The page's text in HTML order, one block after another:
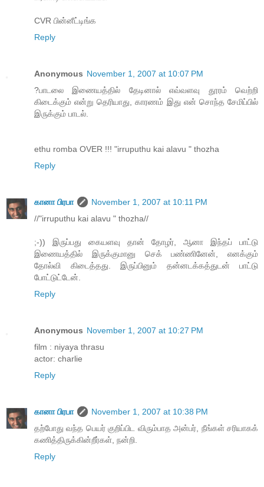
CVR பின்னீட்டிங்க
Reply
Anonymous November 1, 2007 at 10:07 PM
?பாடலை இணையத்தில் தேடினால் எவ்வளவு தூரம் வெற்றி
கிடைக்கும் என்று தெரியாது, காரணம் இது என் சொந்த சேமிப்பில்
இருக்கும் பாடல்.
ethu romba OVER !!! "irruputhu kai alavu " thozha
Reply
கானா பிரபா
November 1, 2007 at 10:11 PM
//"irruputhu kai alavu " thozha//
;-)) இருப்பது கையளவு தான் தோழர், ஆனா இந்தப் பாட்டு
இணையத்தில் இருக்குமானு செக் பண்ணினேன், எனக்கும்
தோல்வி கிடைத்தது. இருப்பினும் தன்னடக்கத்துடன் பாட்டு
போட்டுட்டேன்.
Reply
Anonymous November 1, 2007 at 10:27 PM
film : niyaya thrasu
actor: charlie
Reply
கானா பிரபா
November 1, 2007 at 10:38 PM
தற்போது வந்த பெயர் குறிப்பிட விரும்பாத அன்பர், நீங்கள் சரியாகக்
கணித்திருக்கின்றீர்கள், நன்றி.
Reply